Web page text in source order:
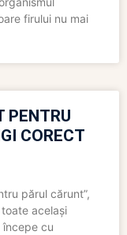
firului nu mai
PENTRU
CORECT
părul cărunt”,
același
începe cu